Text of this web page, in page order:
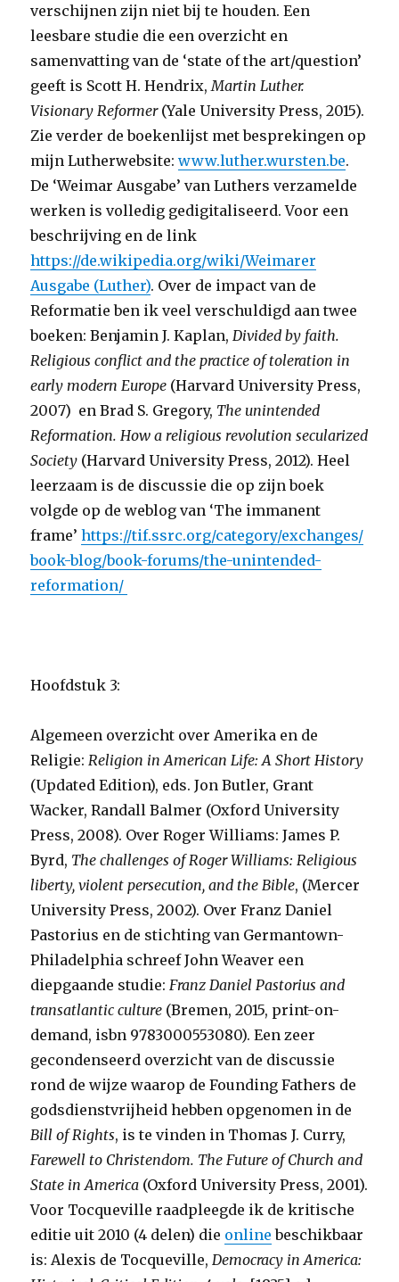
verschijnen zijn niet bij te houden. Een
leesbare studie die een overzicht en
samenvatting van de ‘state of the art/question’
geeft is Scott H. Hendrix,Martin Luther.
Visionary Reformer(Yale University Press, 2015).
Zie verder de boekenlijst met besprekingen op
mijn Lutherwebsite:www.luther.wursten.be.
De ‘Weimar Ausgabe’ van Luthers verzamelde
werken is volledig gedigitaliseerd. Voor een
beschrijving en de link
https://de.wikipedia.org/wiki/Weimarer
Ausgabe (Luther). Over de impact van de
Reformatie ben ik veel verschuldigd aan twee
boeken: Benjamin J. Kaplan,Divided by faith.
Religious conflict and the practice of toleration in
early modern Europe (Harvard University Press,
2007) en Brad S. Gregory, The unintended
Reformation. How a religious revolution secularized
Society (Harvard University Press, 2012). Heel
leerzaam is de discussie die op zijn boek
volgde op de weblog van ‘The immanent
frame’https://tif.ssrc.org/category/exchanges/
book-blog/book-forums/the-unintended-
reformation/
Hoofdstuk 3:
Algemeen overzicht over Amerika en de
Religie:Religion in American Life: A Short History
(Updated Edition), eds. Jon Butler, Grant
Wacker, Randall Balmer (Oxford University
Press, 2008). Over Roger Williams: James P.
Byrd, The challenges of Roger Williams: Religious
liberty, violent persecution, and the Bible, (Mercer
University Press, 2002). Over Franz Daniel
Pastorius en de stichting van Germantown-
Philadelphia schreef John Weaver een
diepgaande studie:Franz Daniel Pastorius and
transatlantic culture (Bremen, 2015, print-on-
demand, isbn 9783000553080). Een zeer
gecondenseerd overzicht van de discussie
rond de wijze waarop de Founding Fathers de
godsdienstvrijheid hebben opgenomen in de
Bill of Rights, is te vinden in Thomas J. Curry,
Farewell to Christendom. The Future of Church and
State in America (Oxford University Press, 2001).
Voor Tocqueville raadpleegde ik de kritische
editie uit 2010 (4 delen) die online beschikbaar
is: Alexis de Tocqueville,Democracy in America: